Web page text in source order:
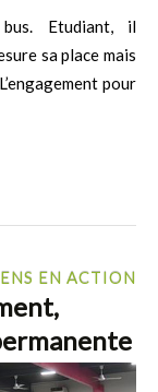
Etudiant, il
sa place mais
pour
EN ACTION